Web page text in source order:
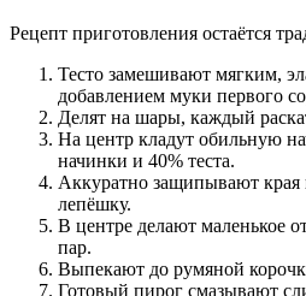
Рецепт приготовления остаётся
Тесто замешивают мягким,
добавлением муки первого
Делят на шары, каждый
На центр кладут обильную
начинки и 40% теста.
Аккуратно защипывают
лепёшку.
В центре делают маленькое
пар.
Выпекают до румяной
Готовый пирог смазывают